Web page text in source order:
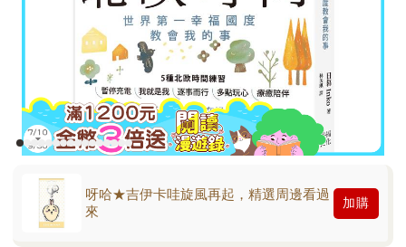
呀哈★吉伊卡哇旋風再起，精選周邊看過
來
加購